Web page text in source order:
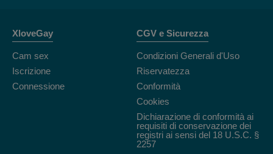
XloveGay
Cam sex
Iscrizione
Connessione
CGV e Sicurezza
Condizioni Generali d'Uso
Riservatezza
Conformità
Cookies
Dichiarazione di conformità ai
requisiti di conservazione dei
registri ai sensi del 18 U.S.C. §
2257